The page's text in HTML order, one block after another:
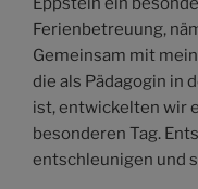
Ferienbetreuung,
Gemeinsam mit
die als Pädagogin in
ist, entwickelten wir
besonderen Tag.
entschleunigen und